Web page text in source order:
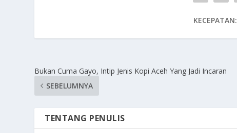
KECEPATAN:
Bukan Cuma Gayo, Intip Jenis Kopi Aceh Yang Jadi Incaran
SEBELUMNYA
TENTANG PENULIS